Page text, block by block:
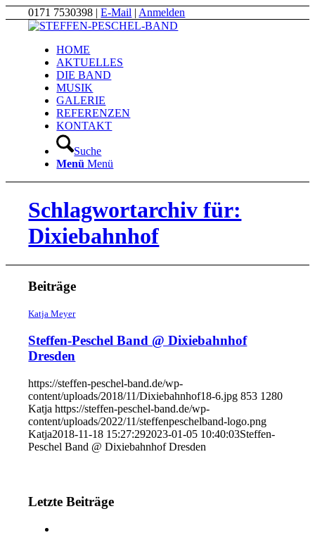
0171 7530398 |E-Mail | Anmelden
HOME
AKTUELLES
DIE BAND
MUSIK
GALERIE
REFERENZEN
KONTAKT
Suche
Menü Menü
Schlagwortarchiv für:
Dixiebahnhof
Beiträge
Katja Meyer
Steffen-Peschel Band @ Dixiebahnhof
Dresden
https://steffen-peschel-band.de/wp-
content/uploads/2018/11/Dixiebahnhof18-6.jpg 853 1280
Katja https://steffen-peschel-band.de/wp-
content/uploads/2022/11/steffenpeschelband-logo.png
Katja2018-11-18 15:27:292023-01-05 10:40:03Steffen-
Peschel Band @ Dixiebahnhof Dresden
Letzte Beiträge